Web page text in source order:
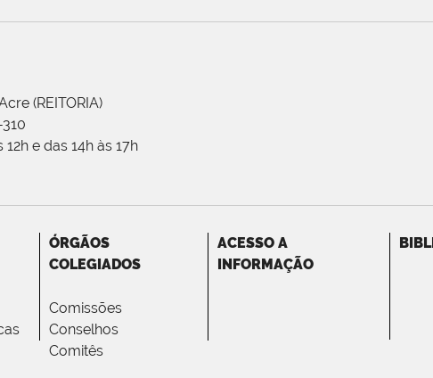
(REITORIA)
e das 14h às 17h
ÓRGÃOS
COLEGIADOS
Comissões
Conselhos
Comitês
ACESSO A
INFORMAÇÃO